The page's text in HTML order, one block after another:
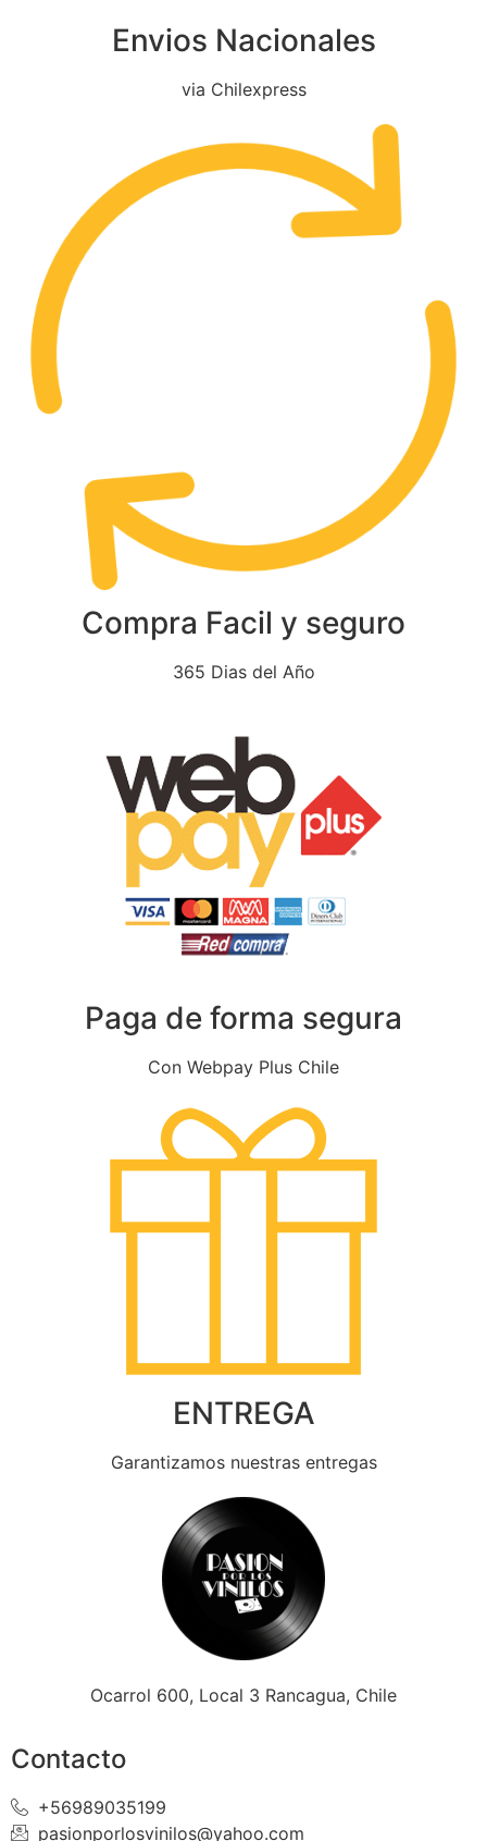
Envios Nacionales
via Chilexpress
Compra Facil y seguro
365 Dias del Año
Paga de forma segura
Con Webpay Plus Chile
ENTREGA
Garantizamos nuestras entregas
Ocarrol 600, Local 3 Rancagua, Chile
Contacto
+56989035199
pasionporlosvinilos@yahoo.com